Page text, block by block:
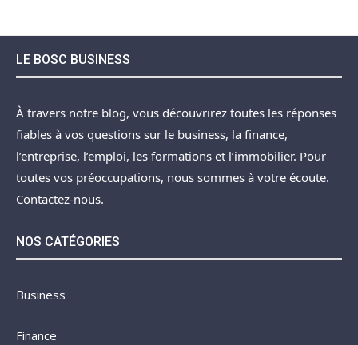
LE BOSC BUSINESS
À travers notre blog, vous découvrirez toutes les réponses
fiables à vos questions sur le business, la finance,
l’entreprise, l’emploi, les formations et l’immobilier. Pour
toutes vos préoccupations, nous sommes à votre écoute.
Contactez-nous.
NOS CATÉGORIES
Business
Finance